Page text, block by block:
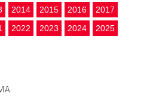
2014 2015 2016
2017
2022 2023 2024
2025